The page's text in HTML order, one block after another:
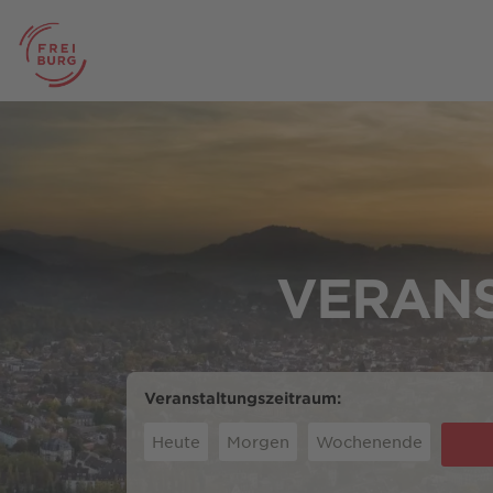
Veranstaltungszeitraum:
Heute Morgen Wochenende